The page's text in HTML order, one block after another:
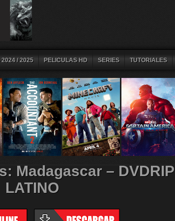
2024 / 2025 PELICULAS HD SERIES TUTORIALES
Madagascar – DVDRIP
LATINO